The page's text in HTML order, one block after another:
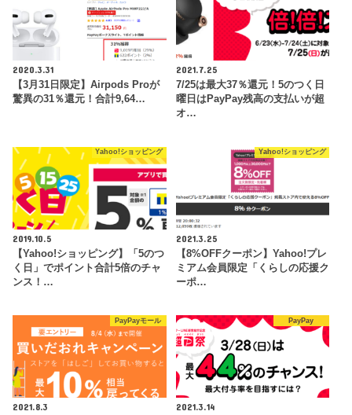
2020.3.31
【3月31日限定】Airpods Proが
驚異の31％還元！合計9,64…
2021.7.25
7/25は最大37％還元！5のつく日
曜日はPayPay残高の支払いが超
オ…
Yahoo!ショッピング
2019.10.5
【Yahoo!ショッピング】「5のつ
く日」でポイント合計5倍のチャ
ンス！…
Yahoo!ショッピング
2021.3.25
【8%OFFクーポン】Yahoo!プレ
ミアム会員限定「くらしの応援ク
ーポ…
PayPayモール
2021.8.3
PayPay
2021.3.14